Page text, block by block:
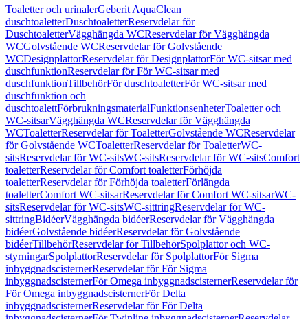
Toaletter och urinalerGeberit AquaClean
duschtoaletterDuschtoaletterReservdelar för
DuschtoaletterVägghängda WCReservdelar för Vägghängda
WCGolvstående WCReservdelar för Golvstående
WCDesignplattorReservdelar för DesignplattorFör WC-sitsar med
duschfunktionReservdelar för För WC-sitsar med
duschfunktionTillbehörFör duschtoaletterFör WC-sitsar med
duschfunktion och
duschtoalettFörbrukningsmaterialFunktionsenheterToaletter och
WC-sitsarVägghängda WCReservdelar för Vägghängda
WCToaletterReservdelar för ToaletterGolvstående WCReservdelar
för Golvstående WCToaletterReservdelar för ToaletterWC-
sitsReservdelar för WC-sitsWC-sitsReservdelar för WC-sitsComfort
toaletterReservdelar för Comfort toaletterFörhöjda
toaletterReservdelar för Förhöjda toaletterFörlängda
toaletterComfort WC-sitsarReservdelar för Comfort WC-sitsarWC-
sitsReservdelar för WC-sitsWC-sittringReservdelar för WC-
sittringBidéerVägghängda bidéerReservdelar för Vägghängda
bidéerGolvstående bidéerReservdelar för Golvstående
bidéerTillbehörReservdelar för TillbehörSpolplattor och WC-
styrningarSpolplattorReservdelar för SpolplattorFör Sigma
inbyggnadscisternerReservdelar för För Sigma
inbyggnadscisternerFör Omega inbyggnadscisternerReservdelar för
För Omega inbyggnadscisternerFör Delta
inbyggnadscisternerReservdelar för För Delta